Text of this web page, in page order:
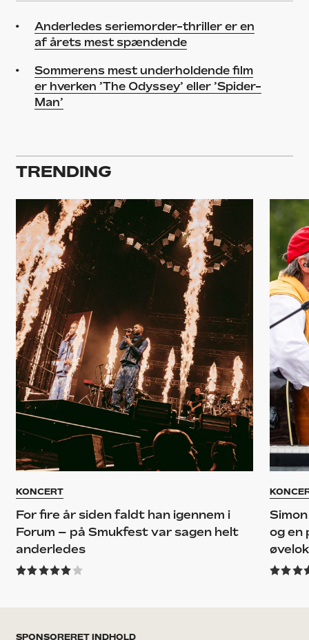
Anderledes seriemorder-thriller er en
af årets mest spændende
Sommerens mest underholdende film
er hverken ’The Odyssey’ eller ’Spider-
Man’
TRENDING
KONCERT
For fire år siden faldt han igennem i
Forum – på Smukfest var sagen helt
anderledes
og en
SPONSORERET INDHOLD